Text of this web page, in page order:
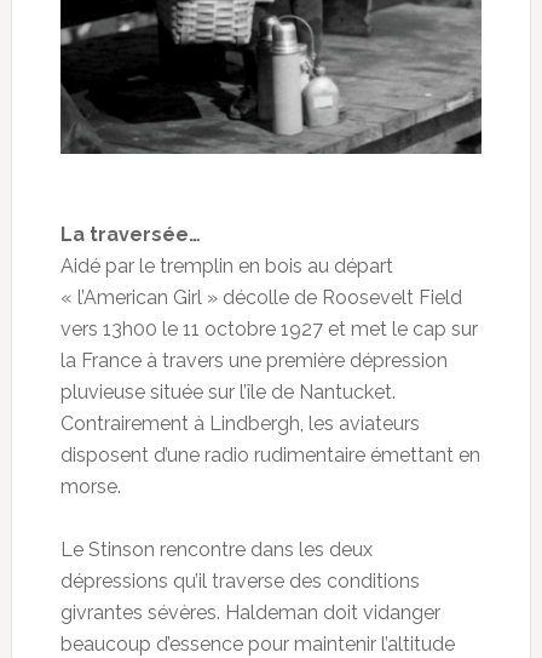
La traversée…
Aidé par le tremplin en bois au départ
« l’American Girl » décolle de Roosevelt Field
vers 13h00 le 11 octobre 1927 et met le cap sur
la France à travers une première dépression
pluvieuse située sur l’île de Nantucket.
Contrairement à Lindbergh, les aviateurs
disposent d’une radio rudimentaire émettant en
morse.
Le Stinson rencontre dans les deux
dépressions qu’il traverse des conditions
givrantes sévères. Haldeman doit vidanger
beaucoup d’essence pour maintenir l’altitude